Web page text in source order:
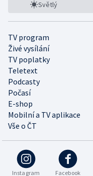
Světlý
TV program
Živé vysílání
TV poplatky
Teletext
Podcasty
Počasí
E-shop
Mobilní a TV aplikace
Vše o ČT
Instagram Facebook